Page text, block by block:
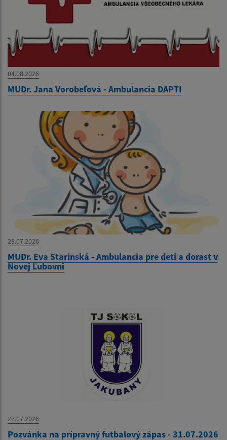
04.08.2026
MUDr. Jana Vorobeľová - Ambulancia DAPTI
28.07.2026
MUDr. Eva Starinská - Ambulancia pre deti a dorast v
Novej Ľubovni
27.07.2026
Pozvánka na prípravný futbalový zápas - 31.07.2026